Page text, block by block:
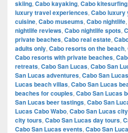
skiing, Cabo kayaking, Cabo kitesurfing
luxury travel experiences, Cabo luxury
cuisine, Cabo museums, Cabo nightlife,
nightlife reviews, Cabo nightlife spots,
private beaches, Cabo real estate,
adults only, Cabo resorts on the beach,
Cabo resorts with private beaches,
retreats, Cabo San Lucas, Cabo San
San Lucas adventures, Cabo San
Lucas beach villas, Cabo San Lucas
beaches for couples, Cabo San Lucas
San Lucas beer tastings, Cabo San
Lucas Cabo Wabo, Cabo San Lucas
city tours, Cabo San Lucas day tours,
Cabo San Lucas events, Cabo San